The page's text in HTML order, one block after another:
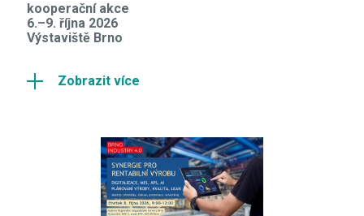
kooperační akce
6.–9. října 2026
Výstaviště Brno
Zobrazit více